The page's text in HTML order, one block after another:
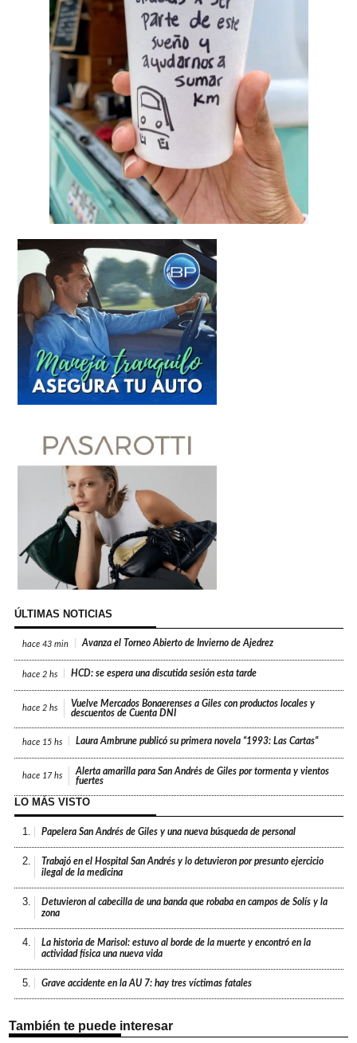
ÚLTIMAS NOTICIAS
hace 43 min Avanza el Torneo Abierto de Invierno de Ajedrez
hace 2 hs HCD: se espera una discutida sesión esta tarde
hace 2 hs
Vuelve Mercados Bonaerenses a Giles con productos locales y
descuentos de Cuenta DNI
hace 15 hs Laura Ambrune publicó su primera novela “1993: Las Cartas”
hace 17 hs
Alerta amarilla para San Andrés de Giles por tormenta y vientos
fuertes
LO MÁS VISTO
1. Papelera San Andrés de Giles y una nueva búsqueda de personal
2.
Trabajó en el Hospital San Andrés y lo detuvieron por presunto ejercicio
ilegal de la medicina
3.
Detuvieron al cabecilla de una banda que robaba en campos de Solís y la
zona
4.
La historia de Marisol: estuvo al borde de la muerte y encontró en la
actividad física una nueva vida
5. Grave accidente en la AU 7: hay tres víctimas fatales
También te puede interesar